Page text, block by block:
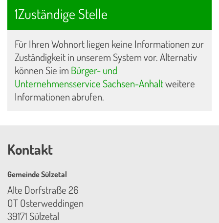
1Zuständige Stelle
Für Ihren Wohnort liegen keine Informationen zur
Zuständigkeit in unserem System vor. Alternativ
können Sie im Bürger- und
Unternehmensservice Sachsen-Anhaltweitere
Informationen abrufen.
Kontakt
Gemeinde Sülzetal
Alte Dorfstraße 26
OT Osterweddingen
39171 Sülzetal